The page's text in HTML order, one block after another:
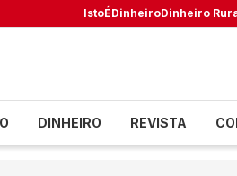
IstoÉDinheiroDinheiro
DINHEIRO REVISTA